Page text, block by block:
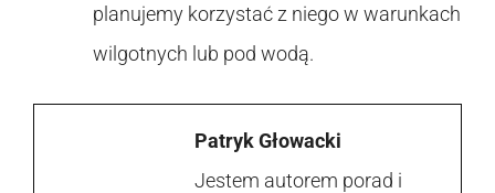
planujemy korzystać z niego w warunkach
wilgotnych lub pod wodą.
Patryk Głowacki
Jestem autorem porad i